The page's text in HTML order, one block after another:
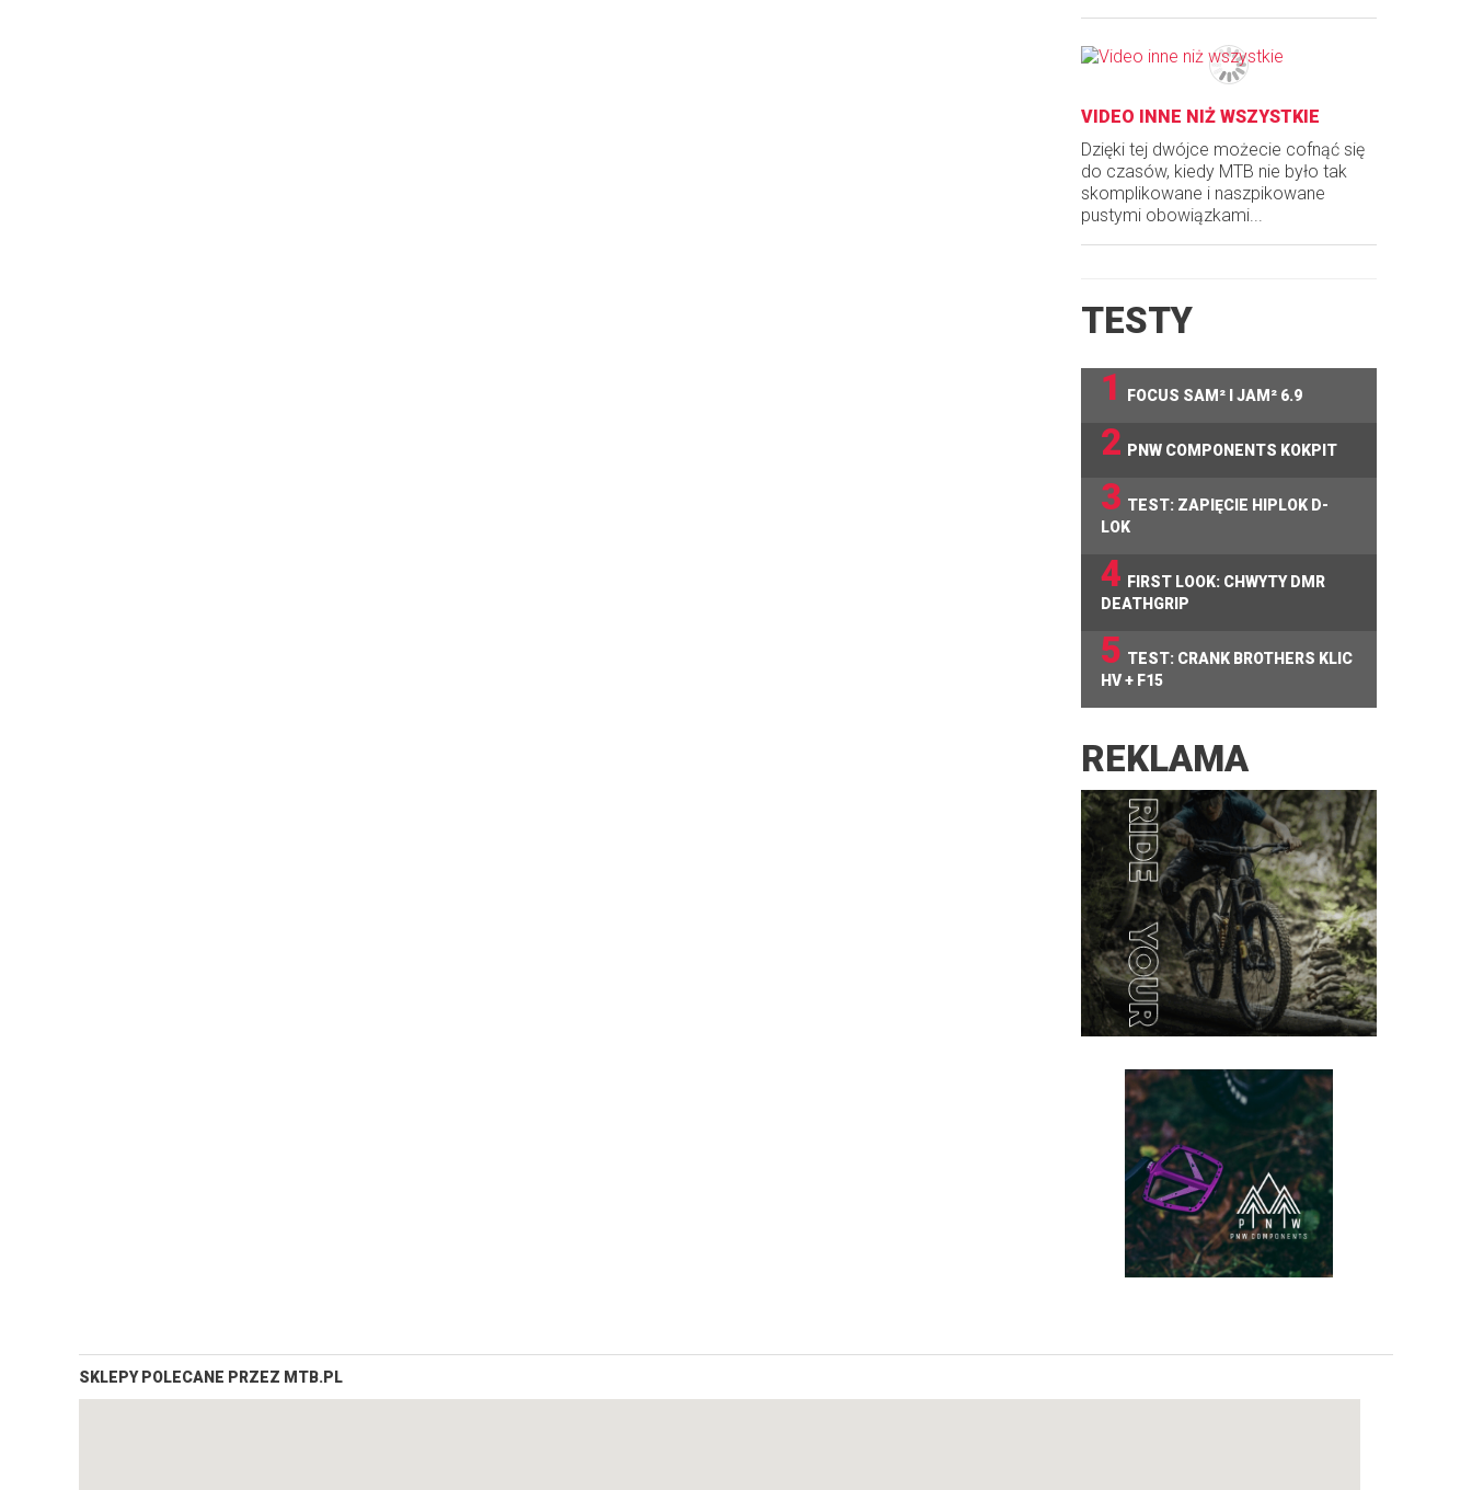
VIDEO INNE NIŻ WSZYSTKIE
Dzięki tej dwójce możecie cofnąć się
do czasów, kiedy MTB nie było tak
skomplikowane i naszpikowane
pustymi obowiązkami...
TESTY
1
FOCUS SAM² I JAM² 6.9
2 PNW COMPONENTS KOKPIT
3 TEST: ZAPIĘCIE HIPLOK D-
LOK
4 FIRST LOOK: CHWYTY DMR
DEATHGRIP
5 TEST: CRANK BROTHERS KLIC
HV + F15
REKLAMA
SKLEPY POLECANE PRZEZ MTB.PL